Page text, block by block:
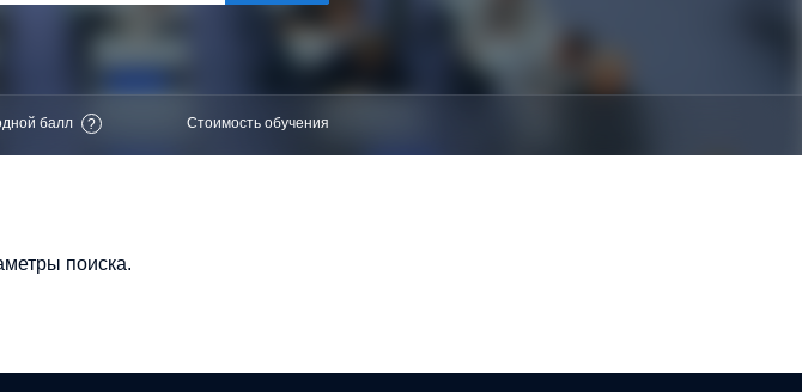
балл ? Стоимость обучения
поиска.